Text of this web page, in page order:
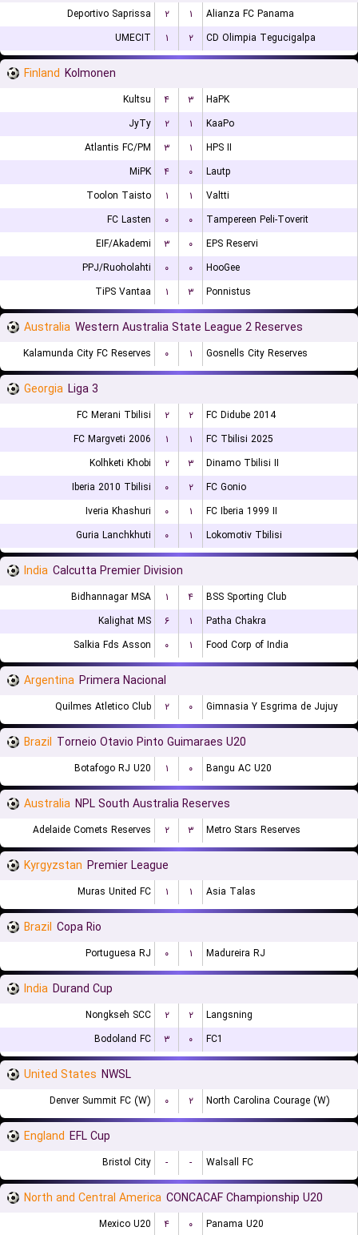
Deportivo Saprissa ۲ ۱
Alianza FC Panama
UMECIT
۱ ۲ CD Olimpia Tegucigalpa
Finland Kolmonen
Kultsu ۴ ۳
HaPK
JyTy
۲ ۱
KaaPo
Atlantis FC/PM
۳ ۱
HPS II
MiPK
۴ ۰
Lautp
Toolon Taisto
۱ ۱
Valtti
FC Lasten
۰ ۰
Tampereen Peli-Toverit
EIF/Akademi
۳ ۰
EPS Reservi
PPJ/Ruoholahti
۰ ۰
HooGee
TiPS Vantaa
۱ ۳ Ponnistus
Australia Western Australia State League 2 Reserves
Kalamunda City FC Reserves ۰ ۱ Gosnells City Reserves
Georgia Liga 3
FC Merani Tbilisi ۲ ۲
FC Didube 2014
FC Margveti 2006
۱ ۱
FC Tbilisi 2025
Kolhketi Khobi
۲ ۳
Dinamo Tbilisi II
Iberia 2010 Tbilisi
۰ ۲
FC Gonio
Iveria Khashuri
۰ ۱
FC Iberia 1999 II
Guria Lanchkhuti
۰ ۱ Lokomotiv Tbilisi
India Calcutta Premier Division
Bidhannagar MSA ۱ ۴
BSS Sporting Club
Kalighat MS
۶ ۱
Patha Chakra
Salkia Fds Asson
۰ ۱ Food Corp of India
Argentina Primera Nacional
Quilmes Atletico Club ۲ ۰ Gimnasia Y Esgrima de Jujuy
Brazil Torneio Otavio Pinto Guimaraes U20
Botafogo RJ U20 ۱ ۰ Bangu AC U20
Australia NPL South Australia Reserves
Adelaide Comets Reserves ۲ ۳ Metro Stars Reserves
Kyrgyzstan Premier League
Muras United FC ۱ ۱ Asia Talas
Brazil Copa Rio
Portuguesa RJ ۰ ۱ Madureira RJ
India Durand Cup
Nongkseh SCC ۲ ۲
Langsning
Bodoland FC
۳ ۰ FC1
United States NWSL
Denver Summit FC (W) ۰ ۲ North Carolina Courage (W)
England EFL Cup
Bristol City - - Walsall FC
North and Central America CONCACAF Championship U20
Mexico U20 ۴ ۰ Panama U20